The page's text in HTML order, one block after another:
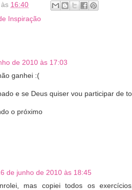
às 16:40
Inspiração
de 2010 às 17:03
ganhei :(
e se Deus quiser vou participar de
o próximo
de junho de 2010 às 18:45
mas copiei todos os